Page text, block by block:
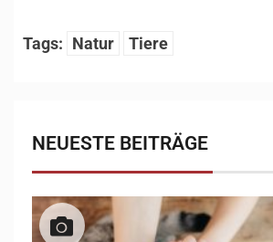
Tags: Natur Tiere
NEUESTE BEITRÄGE